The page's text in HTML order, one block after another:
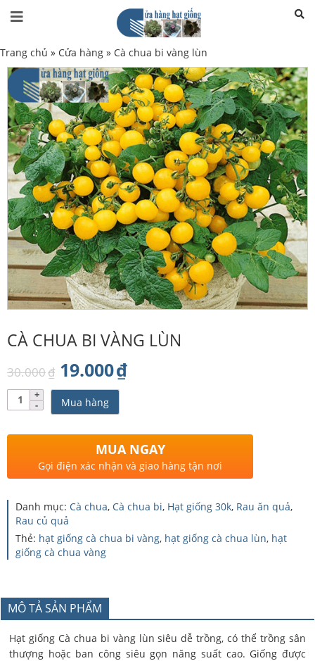
Trang chủ » Cửa hàng » Cà chua bi vàng lùn
CÀ CHUA BI VÀNG LÙN
30.000₫ Giá
gốc
là:
30.000₫.
19.000₫Giá
là:
19.000₫.
Số
lượng
Mua hàng
MUA NGAY
Gọi điện xác nhận và giao hàng tận nơi
Danh mục: Cà chua, Cà chua bi, Hạt giống 30k, Rau ăn quả,
Rau củ quả
Thẻ: hạt giống cà chua bi vàng, hạt giống cà chua lùn, hạt
giống cà chua vàng
MÔ TẢ SẢN PHẨM
Hạt giống Cà chua bi vàng lùn siêu dễ trồng, có thể trồng sân
thượng hoặc ban công siêu gọn năng suất cao. Giống được